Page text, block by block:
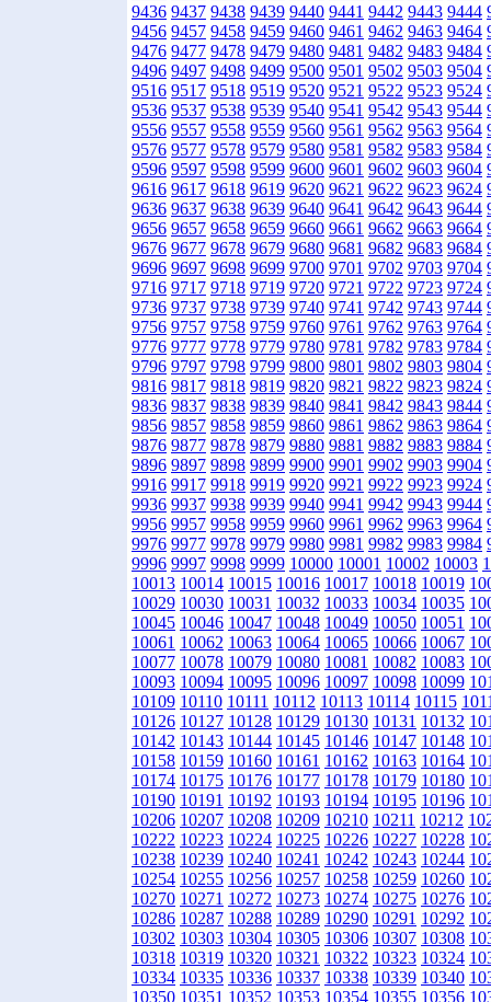
9436 9437 9438 9439 9440 9441 9442 9443 9444
9456 9457 9458 9459 9460 9461 9462 9463 9464
9476 9477 9478 9479 9480 9481 9482 9483 9484
9496 9497 9498 9499 9500 9501 9502 9503 9504
9516 9517 9518 9519 9520 9521 9522 9523 9524
9536 9537 9538 9539 9540 9541 9542 9543 9544
9556 9557 9558 9559 9560 9561 9562 9563 9564
9576 9577 9578 9579 9580 9581 9582 9583 9584
9596 9597 9598 9599 9600 9601 9602 9603 9604
9616 9617 9618 9619 9620 9621 9622 9623 9624
9636 9637 9638 9639 9640 9641 9642 9643 9644
9656 9657 9658 9659 9660 9661 9662 9663 9664
9676 9677 9678 9679 9680 9681 9682 9683 9684
9696 9697 9698 9699 9700 9701 9702 9703 9704
9716 9717 9718 9719 9720 9721 9722 9723 9724
9736 9737 9738 9739 9740 9741 9742 9743 9744
9756 9757 9758 9759 9760 9761 9762 9763 9764
9776 9777 9778 9779 9780 9781 9782 9783 9784
9796 9797 9798 9799 9800 9801 9802 9803 9804
9816 9817 9818 9819 9820 9821 9822 9823 9824
9836 9837 9838 9839 9840 9841 9842 9843 9844
9856 9857 9858 9859 9860 9861 9862 9863 9864
9876 9877 9878 9879 9880 9881 9882 9883 9884
9896 9897 9898 9899 9900 9901 9902 9903 9904
9916 9917 9918 9919 9920 9921 9922 9923 9924
9936 9937 9938 9939 9940 9941 9942 9943 9944
9956 9957 9958 9959 9960 9961 9962 9963 9964
9976 9977 9978 9979 9980 9981 9982 9983 9984
9996 9997 9998 9999 10000 10001 10002 10003
10013 10014 10015 10016 10017 10018 10019
10029 10030 10031 10032 10033 10034 10035
10045 10046 10047 10048 10049 10050 10051
10061 10062 10063 10064 10065 10066 10067
10077 10078 10079 10080 10081 10082 10083
10093 10094 10095 10096 10097 10098 10099
10109 10110 10111 10112 10113 10114 10115
10126 10127 10128 10129 10130 10131 10132
10142 10143 10144 10145 10146 10147 10148
10158 10159 10160 10161 10162 10163 10164
10174 10175 10176 10177 10178 10179 10180
10190 10191 10192 10193 10194 10195 10196
10206 10207 10208 10209 10210 10211 10212
10222 10223 10224 10225 10226 10227 10228
10238 10239 10240 10241 10242 10243 10244
10254 10255 10256 10257 10258 10259 10260
10270 10271 10272 10273 10274 10275 10276
10286 10287 10288 10289 10290 10291 10292
10302 10303 10304 10305 10306 10307 10308
10318 10319 10320 10321 10322 10323 10324
10334 10335 10336 10337 10338 10339 10340
10350 10351 10352 10353 10354 10355 10356